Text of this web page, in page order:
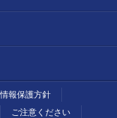
報保護方針
ご注意ください